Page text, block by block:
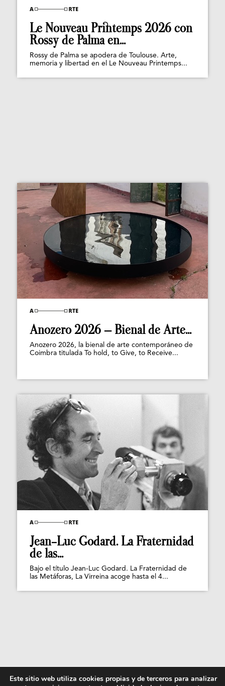
Le Nouveau Printemps 2026 con
Rossy de Palma en...
Rossy de Palma se apodera de Toulouse. Arte,
memoria y libertad en el Le Nouveau Printemps...
Anozero 2026 – Bienal de Arte...
Anozero 2026, la bienal de arte contemporáneo de
Coimbra titulada To hold, to Give, to Receive...
Jean-Luc Godard. La Fraternidad
de las...
Bajo el título Jean-Luc Godard. La Fraternidad de
las Metáforas, La Virreina acoge hasta el 4...
Este sitio web utiliza cookies propias y de terceros para analizar